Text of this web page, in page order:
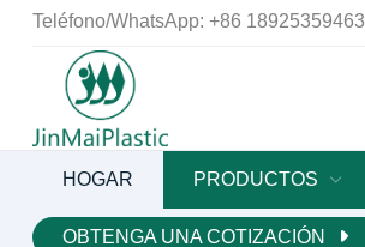
Teléfono/WhatsApp: +86 18925359463
HOGAR PRODUCTOS
OBTENGA UNA COTIZACIÓN